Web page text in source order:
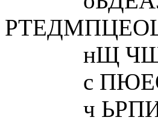
нЩ
с ПЮЕОШ
ч ЬРПИХ